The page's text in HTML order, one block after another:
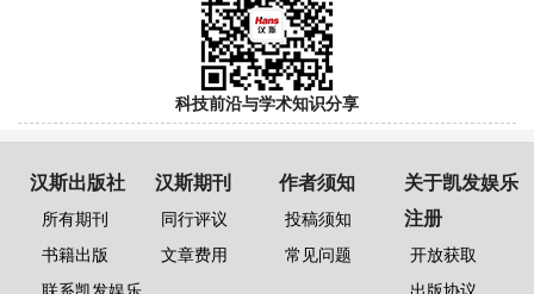
科技前沿与学术知识分享
汉斯出版社
所有期刊
书籍出版
汉斯期刊
同行评议
文章费用
作者须知
投稿须知
常见问题
关于凯发娱乐
注册
开放获取